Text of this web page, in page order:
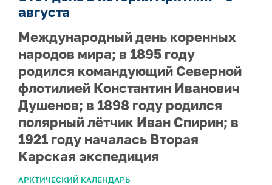
августа
Международный день коренных
народов мира; в 1895 году
родился командующий Северной
флотилией Константин Иванович
Душенов; в 1898 году родился
полярный лётчик Иван Спирин; в
1921 году началась Вторая
Карская экспедиция
АРКТИЧЕСКИЙ КАЛЕНДАРЬ